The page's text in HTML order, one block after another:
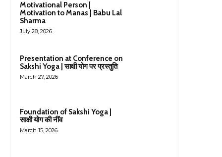
Motivational Person |
Motivation to Manas | Babu Lal
Sharma
July 28, 2026
Presentation at Conference on
Sakshi Yoga | साक्षी योग पर प्रस्तुति
March 27, 2026
Foundation of Sakshi Yoga |
साक्षी योग की नींव
March 15, 2026